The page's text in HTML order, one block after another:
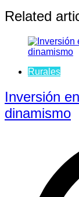
Related
Rurales
Inversión
dinamismo